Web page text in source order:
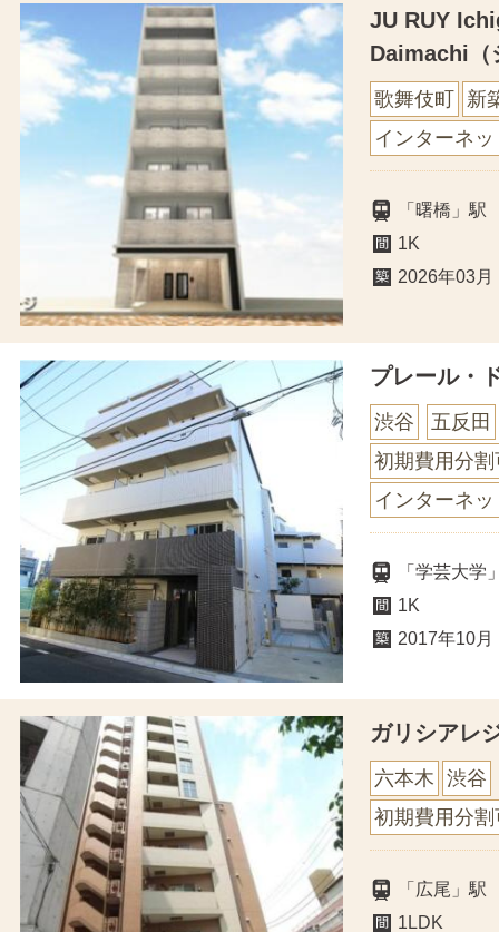
JU RUY
Daimachi（
歌舞伎町
新
インターネ
「曙橋」
1K
2026年03月
プレール・
渋谷
五反田
初期費用分割
インターネ
「学芸大
1K
2017年10月
ガリシアレ
六本木 渋谷
初期費用分割
「広尾」
1LDK